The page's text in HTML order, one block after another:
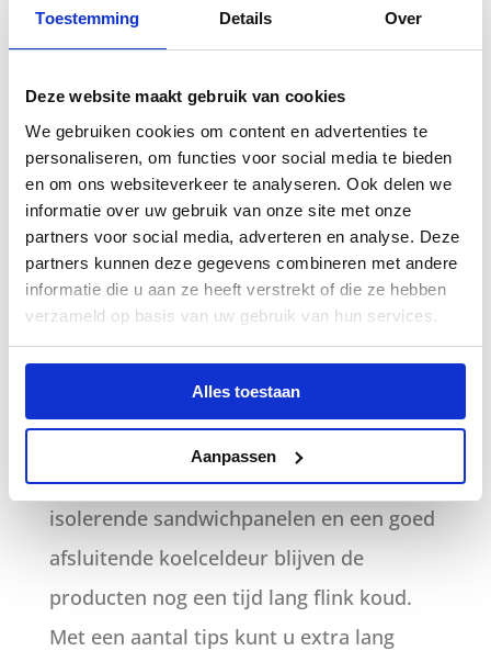
Toestemming Details Over
Deze website maakt gebruik van cookies
We gebruiken cookies om content en advertenties te
personaliseren, om functies voor social media te bieden
en om ons websiteverkeer te analyseren. Ook delen we
informatie over uw gebruik van onze site met onze
partners voor social media, adverteren en analyse. Deze
partners kunnen deze gegevens combineren met andere
informatie die u aan ze heeft verstrekt of die ze hebben
verzameld op basis van uw gebruik van hun services.
Alles toestaan
Aanpassen
ontstaat wordt vervolgens de koelcel
ingeblazen. De schadelijke CFK’s die
vroeger werden gebruikt, zijn inmiddels
vervangen door minder schadelijke
chemische stoffen.
Lang plezier van uw
koelcel
Gelukkig hoeven wij tegenwoordig niet
meer te slepen met blokken ijs en zijn wij
enkel afhankelijk van een goed werkende
koelcelmotor en elektriciteit. Mocht de
stroom een tijdje uitvallen, dan is er nog
niks aan de hand. Vanwege de goed
isolerende sandwichpanelen en een goed
afsluitende koelceldeur blijven de
producten nog een tijd lang flink koud.
Met een aantal tips kunt u extra lang